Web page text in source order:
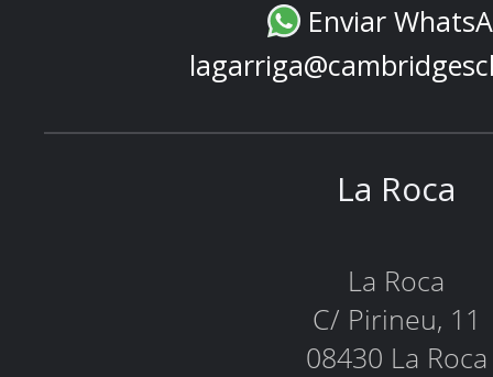
Enviar
La Roca
La Roca
C/ Pirineu, 11
08430 La Roca